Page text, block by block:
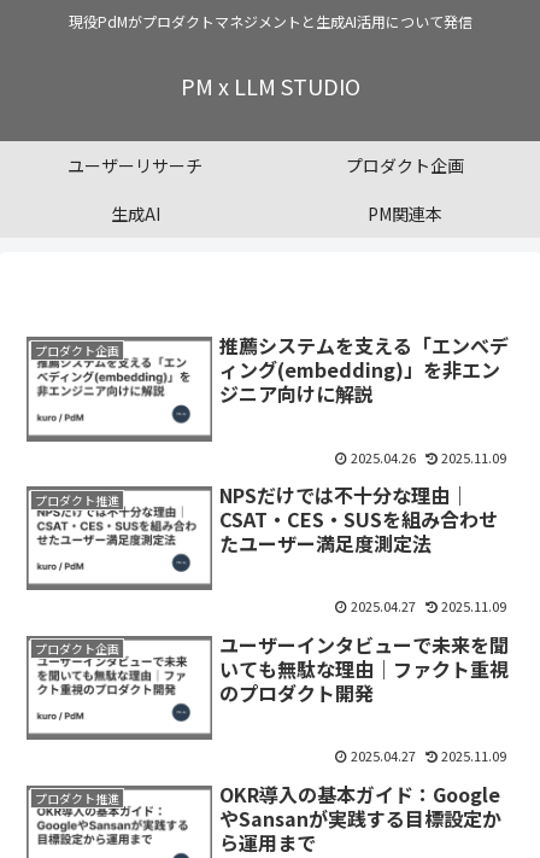
現役PdMがプロダクトマネジメントと生成AI活用について発信
PM x LLM STUDIO
ユーザーリサーチ
プロダクト企画
生成AI
PM関連本
プロダクト企画
推薦システムを支える「エンべデ
ィング(embedding)」を非エン
ジニア向けに解説
2025.04.26 2025.11.09
プロダクト推進
NPSだけでは不十分な理由｜
CSAT・CES・SUSを組み合わせ
たユーザー満足度測定法
2025.04.27 2025.11.09
プロダクト企画
ユーザーインタビューで未来を聞
いても無駄な理由｜ファクト重視
のプロダクト開発
2025.04.27 2025.11.09
プロダクト推進
OKR導入の基本ガイド：Google
やSansanが実践する目標設定か
ら運用まで